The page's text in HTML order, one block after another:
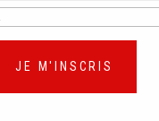
(établissement
d’avant-guerre).
de Ventoux
JE M'INSCRIS